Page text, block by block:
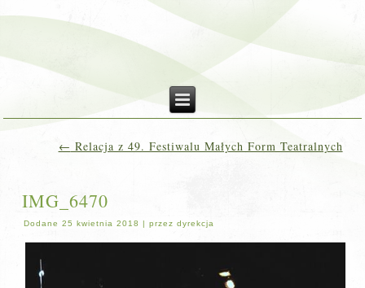
← Relacja z 49. Festiwalu Małych Form Teatralnych
IMG_6470
Dodane 25 kwietnia 2018 |przez dyrekcja